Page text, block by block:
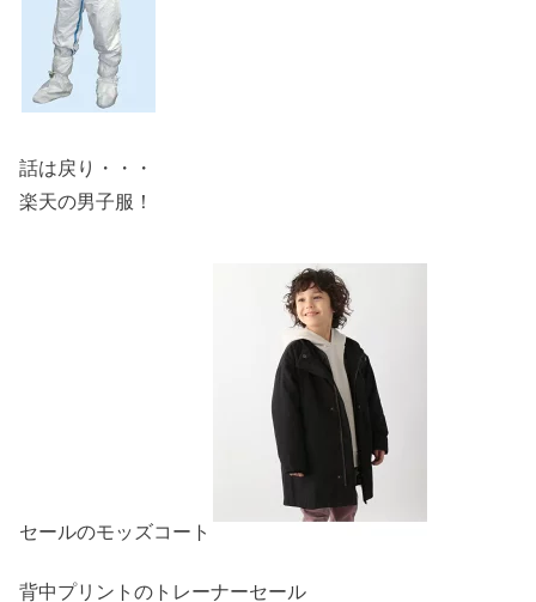
話は戻り・・・
楽天の男子服！
セールのモッズコート
背中プリントのトレーナーセール